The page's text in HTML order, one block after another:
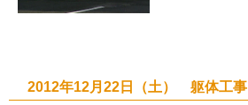
2012年12月22日（土） 躯体工事